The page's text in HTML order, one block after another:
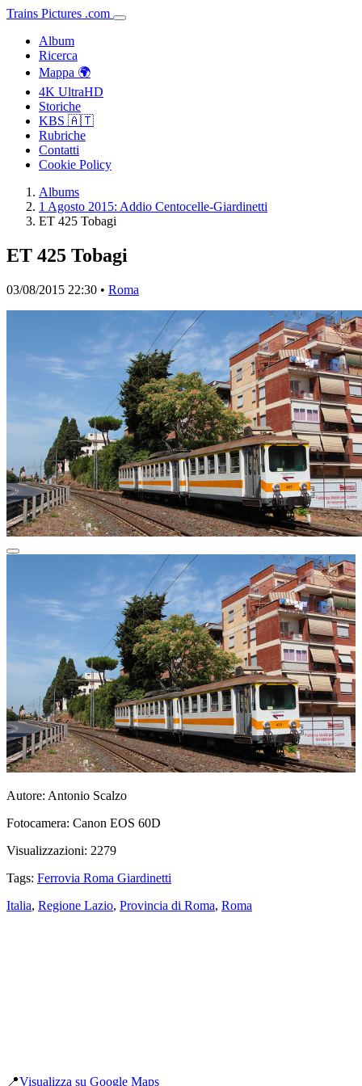
Trains Pictures .com
Album
Ricerca
Mappa 🌍
4K UltraHD
Storiche
KBS 🇦🇹
Rubriche
Contatti
Cookie Policy
Albums
1 Agosto 2015: Addio Centocelle-Giardinetti
ET 425 Tobagi
ET 425 Tobagi
03/08/2015 22:30 • Roma
Autore: Antonio Scalzo
Fotocamera: Canon EOS 60D
Visualizzazioni: 2279
Tags: Ferrovia Roma Giardinetti
Italia, Regione Lazio, Provincia di Roma, Roma
📍Visualizza su Google Maps